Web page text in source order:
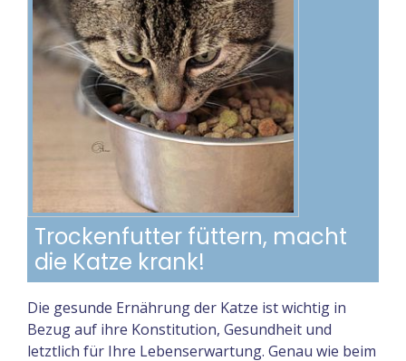
Trockenfutter füttern, macht
die Katze krank!
Die gesunde Ernährung der Katze ist wichtig in
Bezug auf ihre Konstitution, Gesundheit und
letztlich für Ihre Lebenserwartung. Genau wie beim